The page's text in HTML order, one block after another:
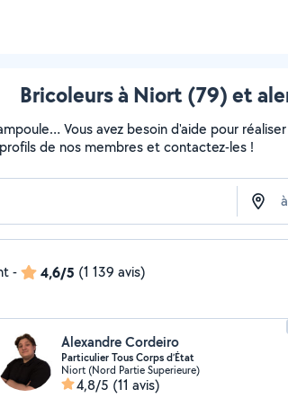
Bricoleurs à Niort (79) et
Vous avez besoin d'aide pour
de nos membres et contactez-les !
à
- 4,6/5 (1 139 avis)
Alexandre Cordeiro
Particulier Tous Corps d’État
Niort (Nord Partie Superieure)
4,8/5 (11 avis)